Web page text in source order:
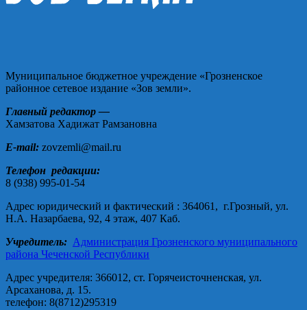
Муниципальное бюджетное учреждение «Грозненское
районное сетевое издание «Зов земли».
Главный редактор —
Хамзатова Хадижат Рамзановна
E-mail: zovzemli@mail.ru
Телефон редакции:
8 (938) 995-01-54
Адрес юридический и фактический : 364061, г.Грозный, ул.
Н.А. Назарбаева, 92, 4 этаж, 407 Каб.
Учредитель: Администрация Грозненского муниципального
района Чеченской Республики
Адрес учредителя: 366012, ст. Горячеисточненская, ул.
Арсаханова, д. 15.
телефон: 8(8712)295319